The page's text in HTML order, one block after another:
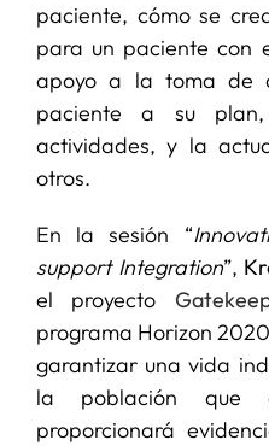
paciente, cómo se
para un paciente con
apoyo a la toma de
paciente a su
actividades, y la
otros.
En la sesión “
support Integration”,
el proyecto
programa Horizon
garantizar una vida
la población que
proporcionará